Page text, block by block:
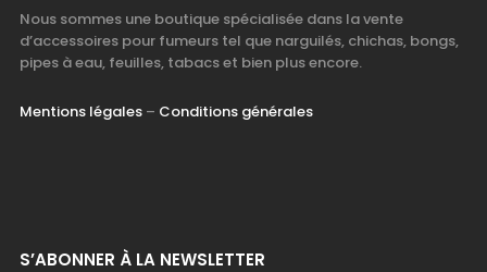
Nous sommes une boutique spécialisée dans la vente
d’accessoires pour fumeurs tel que narguilés, chichas, bongs,
pipes à eau, feuilles, tabacs et bien plus encore.
Mentions légales– Conditions générales
S’ABONNER À LA NEWSLETTER